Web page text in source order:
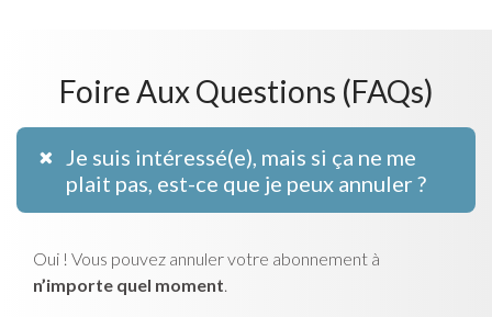
Foire Aux Questions (FAQs)
Je suis intéressé(e), mais si ça ne me
plait pas, est-ce que je peux annuler ?
Oui ! Vous pouvez annuler votre abonnement à
n’importe quel moment.